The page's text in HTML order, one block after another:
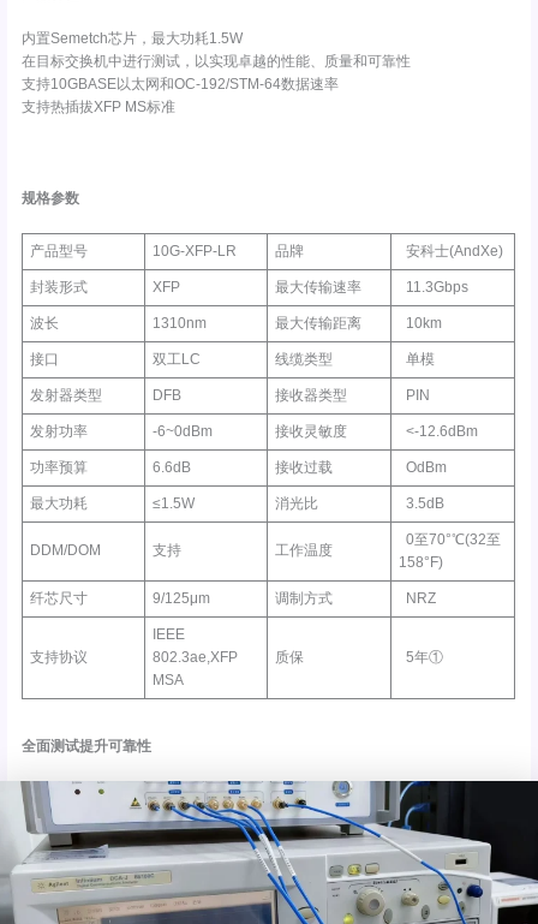
内置Semetch芯片，最大功耗1.5W
在目标交换机中进行测试，以实现卓越的性能、质量和可靠性
支持10GBASE以太网和OC-192/STM-64数据速率
支持热插拔XFP MS标准
规格参数
产品型号 10G-XFP-LR 品牌 安科士(AndXe)
封装形式 XFP 最大传输速率 11.3Gbps
波长 1310nm 最大传输距离 10km
接口 双工LC 线缆类型 单模
发射器类型 DFB 接收器类型 PIN
发射功率 -6~0dBm 接收灵敏度 <-12.6dBm
功率预算 6.6dB 接收过载 OdBm
最大功耗 ≤1.5W 消光比 3.5dB
DDM/DOM 支持 工作温度
0至70°℃(32至
158°F)
纤芯尺寸 9/125μm 调制方式 NRZ
支持协议
IEEE
802.3ae,XFP
MSA
质保 5年①
全面测试提升可靠性